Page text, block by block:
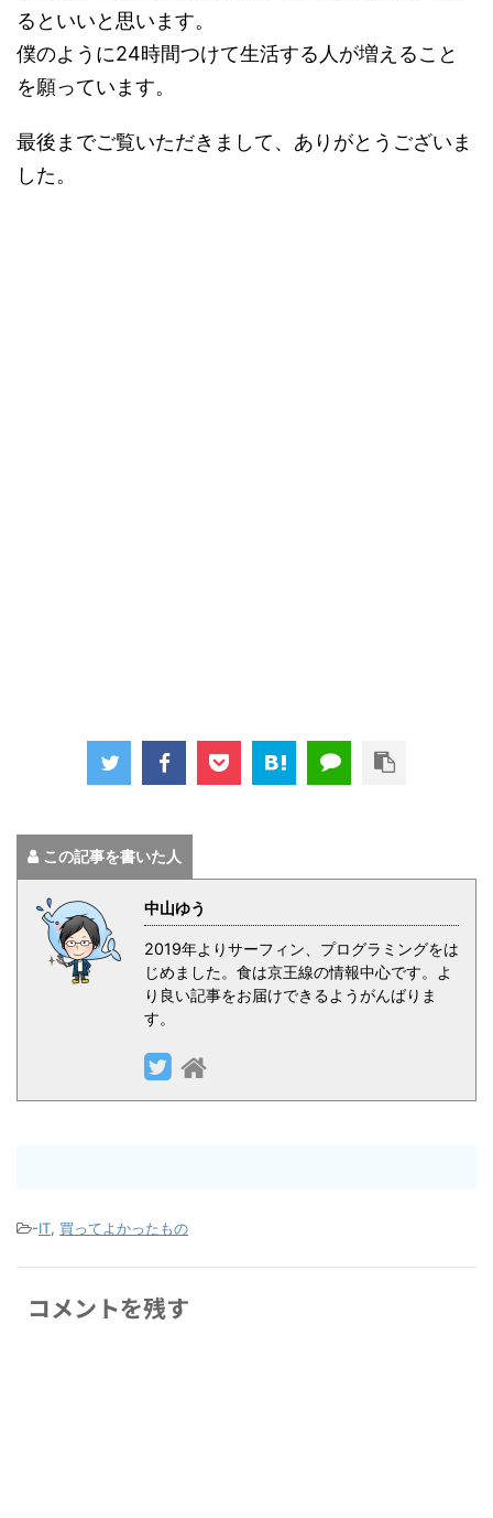
るといいと思います。
僕のように24時間つけて生活する人が増えること
を願っています。
最後までご覧いただきまして、ありがとうございま
した。
この記事を書いた人
中山ゆう
2019年よりサーフィン、プログラミングをは
じめました。食は京王線の情報中心です。よ
り良い記事をお届けできるようがんばりま
す。
-IT, 買ってよかったもの
コメントを残す